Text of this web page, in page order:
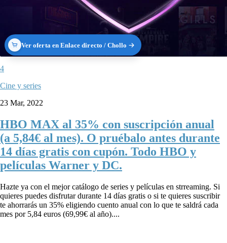
Ver oferta en Enlace directo / Chollo
4
Cine y series
23 Mar, 2022
HBO MAX al 35% con suscripción anual
(a 5,84€ al mes). O pruébalo antes durante
14 días gratis con cupón. Todo HBO y
películas Warner y DC.
Hazte ya con el mejor catálogo de series y películas en strreaming. Si
quieres puedes disfrutar durante 14 días gratis o si te quieres suscribir
te ahorrarás un 35% eligiendo cuento anual con lo que te saldrá cada
mes por 5,84 euros (69,99€ al año)....